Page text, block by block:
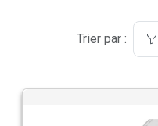
Trier par :